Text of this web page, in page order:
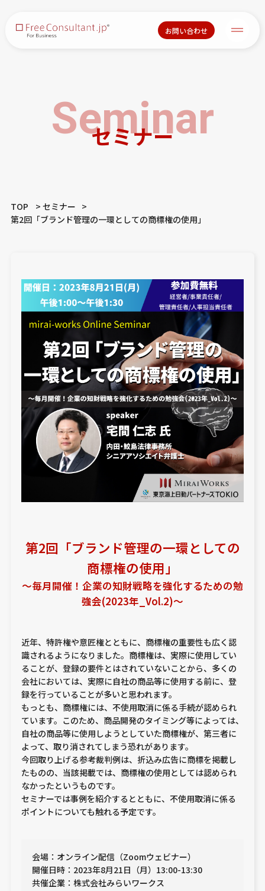
お問い合わせ
セミナー
Seminar
TOP
セミナー
第2回「ブランド管理の一環としての商標権の使用」
第2回「ブランド管理の一環としての
商標権の使用」
～毎月開催！企業の知財戦略を強化するための勉
強会(2023年_Vol.2)～
近年、特許権や意匠権とともに、商標権の重要性も広く認
識されるようになりました。商標権は、実際に使用してい
ることが、登録の要件とはされていないことから、多くの
会社においては、実際に自社の商品等に使用する前に、登
録を行っていることが多いと思われます。
もっとも、商標権には、不使用取消に係る手続が認められ
ています。このため、商品開発のタイミング等によっては、
自社の商品等に使用しようとしていた商標権が、第三者に
よって、取り消されてしまう恐れがあります。
今回取り上げる参考裁判例は、折込み広告に商標を掲載し
たものの、当該掲載では、商標権の使用としては認められ
なかったというものです。
セミナーでは事例を紹介するとともに、不使用取消に係る
ポイントについても触れる予定です。
会場：オンライン配信（Zoomウェビナー）
開催日時：2023年8月21日（月）13:00-13:30
共催企業：株式会社みらいワークス